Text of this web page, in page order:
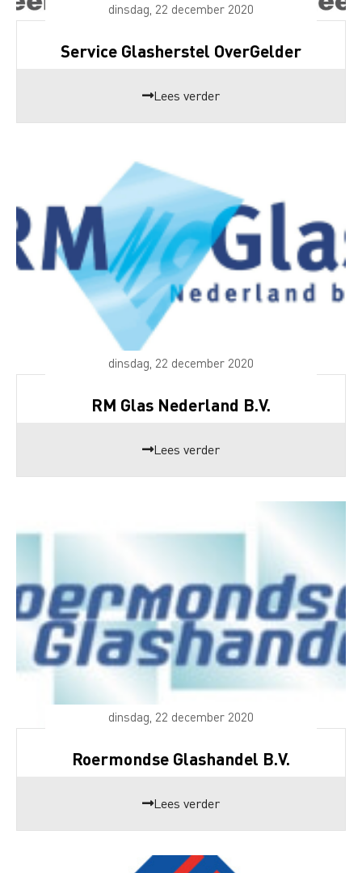
dinsdag, 22 december 2020
Service Glasherstel OverGelder
Lees verder
dinsdag, 22 december 2020
RM Glas Nederland B.V.
Lees verder
dinsdag, 22 december 2020
Roermondse Glashandel B.V.
Lees verder